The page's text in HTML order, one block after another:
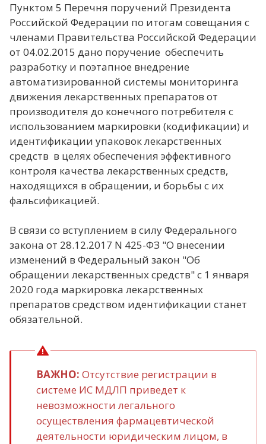
Пунктом 5 Перечня поручений Президента
Российской Федерации по итогам совещания с
членами Правительства Российской Федерации
от 04.02.2015 дано поручение обеспечить
разработку и поэтапное внедрение
автоматизированной системы мониторинга
движения лекарственных препаратов от
производителя до конечного потребителя с
использованием маркировки (кодификации) и
идентификации упаковок лекарственных
средств в целях обеспечения эффективного
контроля качества лекарственных средств,
находящихся в обращении, и борьбы с их
фальсификацией.
В связи со вступлением в силу Федерального
закона от 28.12.2017 N 425-ФЗ "О внесении
изменений в Федеральный закон "Об
обращении лекарственных средств" c 1 января
2020 года маркировка лекарственных
препаратов средством идентификации станет
обязательной.
ВАЖНО: Отсутствие регистрации в
системе ИС МДЛП приведет к
невозможности легального
осуществления фармацевтической
деятельности юридическим лицом, в